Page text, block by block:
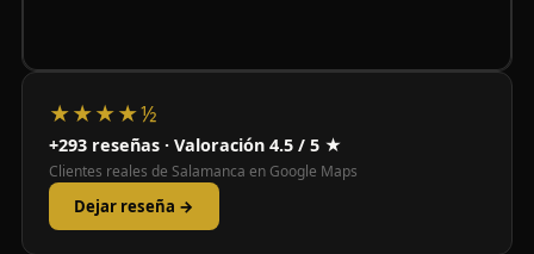
★★★★½
+293 reseñas · Valoración 4.5 / 5 ★
Clientes reales de Salamanca en Google Maps
Dejar reseña →